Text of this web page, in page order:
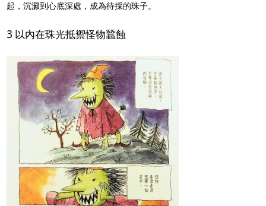
起，沉澱到心底深處，成為待採的珠子。
3 以內在珠光抵禦怪物蠶蝕